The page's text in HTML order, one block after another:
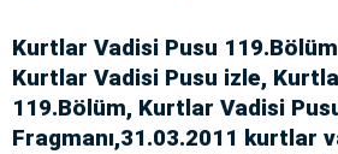
Kurtlar Vadisi Pusu
Kurtlar Vadisi Pusu izle,
119.Bölüm, Kurtlar Vadisi
Fragmanı,31.03.2011 kurtlar